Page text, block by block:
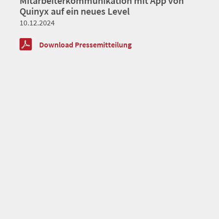
Quinyx auf ein neues Level
10.12.2024
Download Pressemitteilung